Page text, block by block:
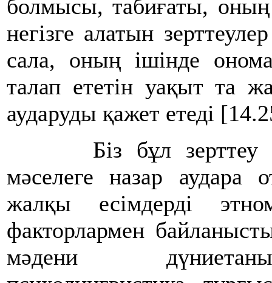
болмысы, табиғаты,
негізге алатын
сала, оның ішінде
талап ететін уақыт та
аударуды қажет
Біз бұл зерттеу
мәселеге назар аудара
жалқы есімдерді
факторлармен
мәдени